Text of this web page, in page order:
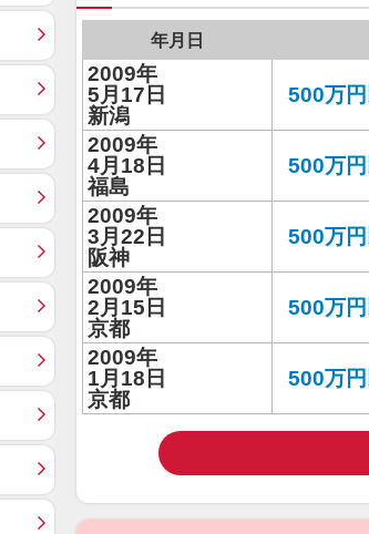
年月日
2009年
5月17日
新潟
500万
2009年
4月18日
福島
500万
2009年
3月22日
阪神
500万
2009年
2月15日
京都
500万
2009年
1月18日
京都
500万